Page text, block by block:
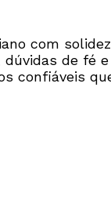
com
de fé
confiáveis